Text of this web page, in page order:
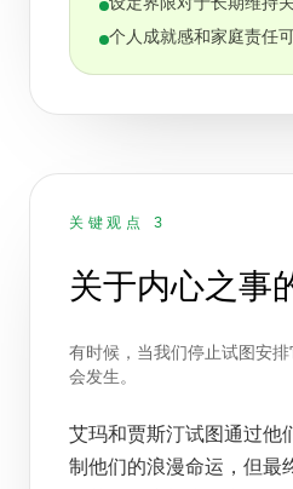
设定界限对于长期维持
个人成就感和家庭责任
关键观点 3
关于内心之事
有时候，当我们停止试图安
会发生。
艾玛和贾斯汀试图通过他
制他们的浪漫命运，但最